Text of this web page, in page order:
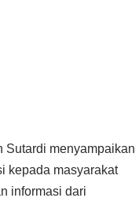
Sutardi menyampaikan
kepada masyarakat
informasi dari